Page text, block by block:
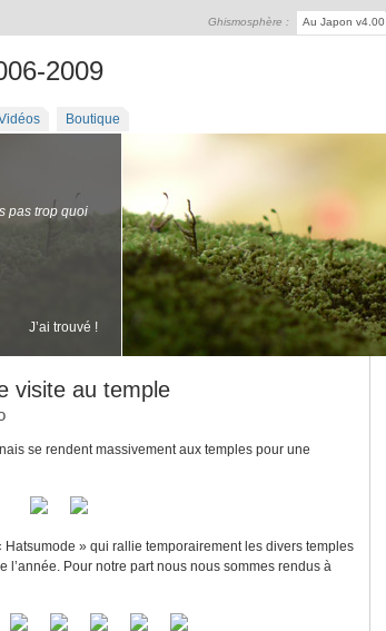
Ghismosphère : Au Japon v4.00
2009
Boutique
pas trop quoi
J’ai trouvé !
visite au temple
se rendent massivement aux temples pour une
Hatsumode » qui rallie temporairement les divers temples
l’année. Pour notre part nous nous sommes rendus à